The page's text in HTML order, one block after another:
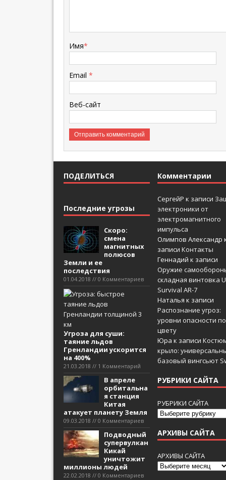
Имя*
Email *
Веб-сайт
ПОДЕЛИТЬСЯ
Последние угрозы
Скоро:
смена
магнитных
полюсов
Земли и ее
последствия
01.04.2018 // 0 Комментариев
Угроза для суши:
таяние льдов
Гренландии ускорится
на 400%
21.03.2018 // 1 Комментарий
В апреле
орбитальна
я станция
Китая
атакует планету Земля
09.03.2018 // 0 Комментариев
Подводный
супервулкан
Кикай
уничтожит
миллионы людей
22.02.2018 // 0 Комментариев
Комментарии
СергейР к записи
электроники от
электромагнитного
импульса
Олимпов Александр
записи Контакты
Геннадий к записи
Оружие
складная винтовка
Survival AR-7
Наталья к записи
Распознание угроз:
уровни опасности по
цвету
Юра к записи
крыло:
базовый вингсьют
РУБРИКИ САЙТА
РУБРИКИ САЙТА
АРХИВЫ САЙТА
АРХИВЫ САЙТА